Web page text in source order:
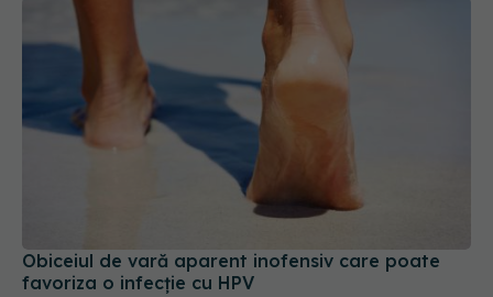
Obiceiul de vară aparent inofensiv care poate
favoriza o infecție cu HPV